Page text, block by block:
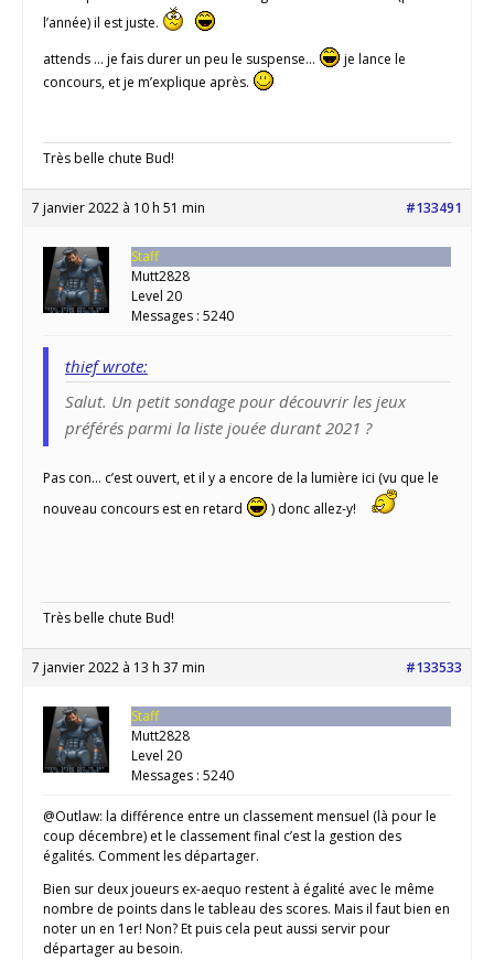
l’année) il est juste.
attends … je fais durer un peu le suspense…
je lance le
concours, et je m’explique après.
Très belle chute Bud!
7 janvier 2022 à 10 h 51 min #133491
Staff
Mutt2828
Level 20
Messages : 5240
thief wrote:
Salut. Un petit sondage pour découvrir les jeux
préférés parmi la liste jouée durant 2021 ?
Pas con… c’est ouvert, et il y a encore de la lumière ici (vu que le
nouveau concours est en retard
) donc allez-y!
Très belle chute Bud!
7 janvier 2022 à 13 h 37 min #133533
Staff
Mutt2828
Level 20
Messages : 5240
@Outlaw: la différence entre un classement mensuel (là pour le
coup décembre) et le classement final c’est la gestion des
égalités. Comment les départager.
Bien sur deux joueurs ex-aequo restent à égalité avec le même
nombre de points dans le tableau des scores. Mais il faut bien en
noter un en 1er! Non? Et puis cela peut aussi servir pour
départager au besoin.